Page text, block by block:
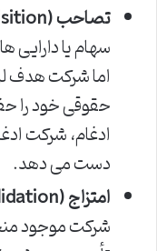
تصاحب (Acquisition):
سهام یا دارایی
اما شرکت هدف
حقوقی خود را
ادغام، شرکت
دست می دهد.
امتزاج (Consolidation):
شرکت موجود